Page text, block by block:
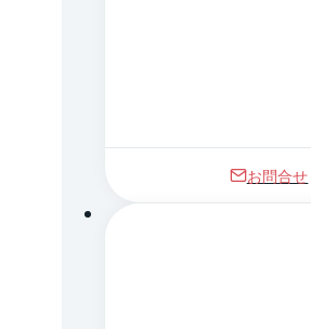
お問合せ